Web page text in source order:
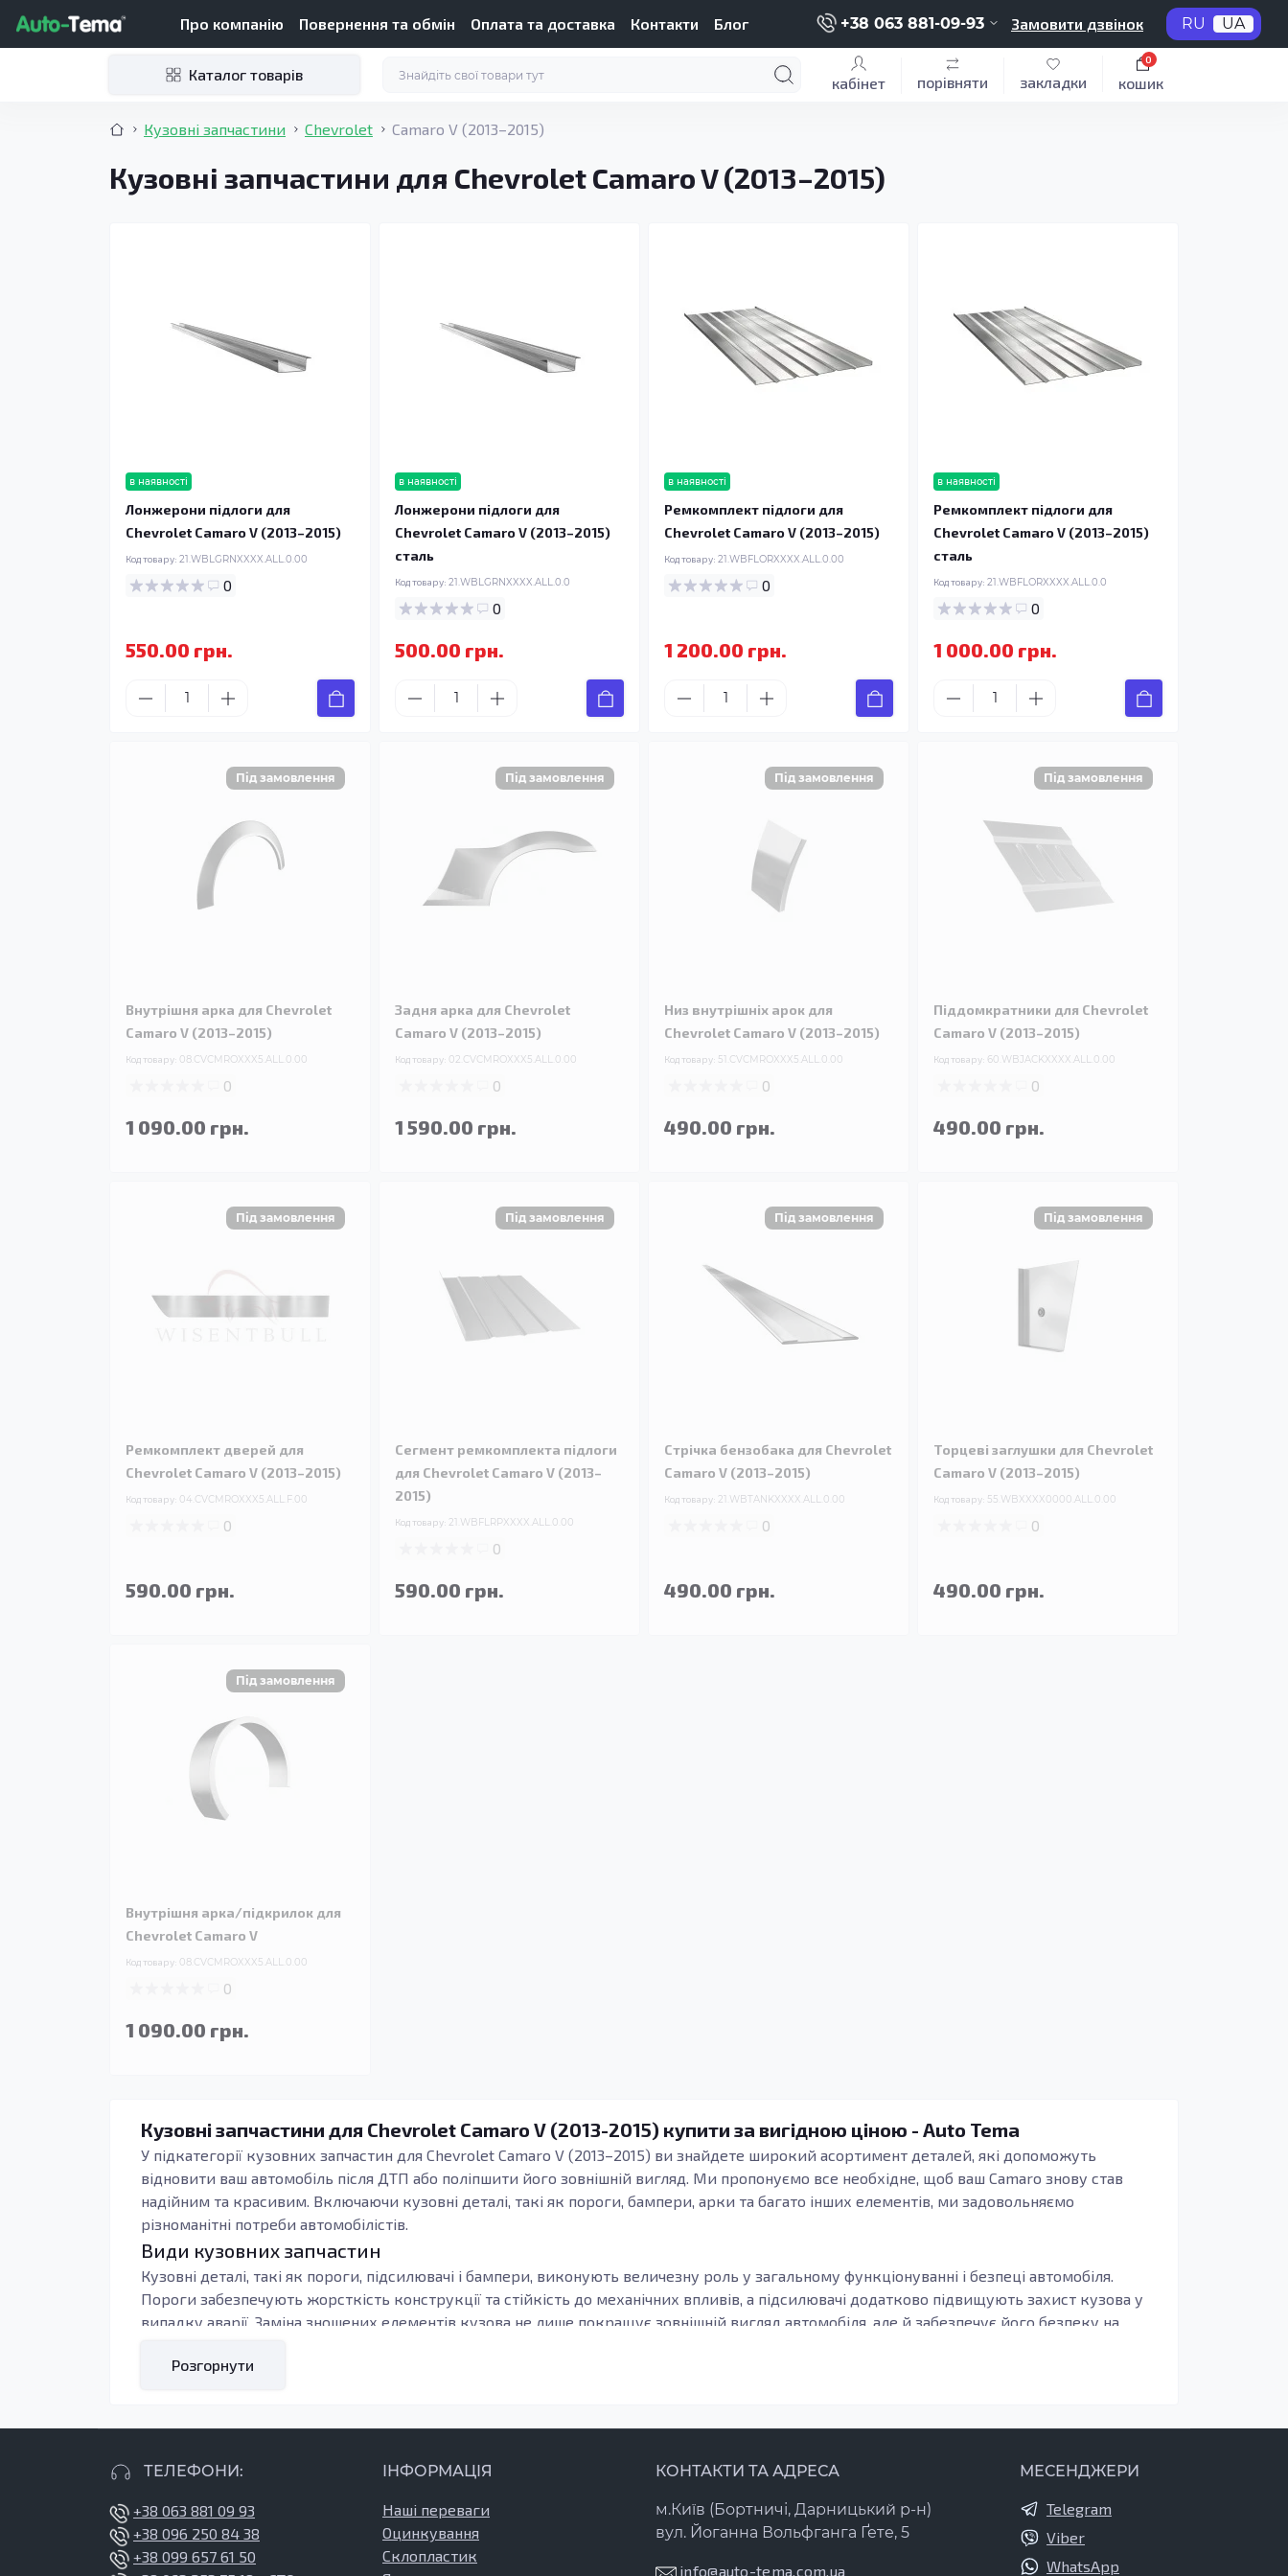
Про компанію Повернення та обмін Оплата та доставка Контакти Блог +38 063 881-09-93 Замовити дзвінок RU UA
Каталог товарів кабінет порівняти закладки кошик
0
Кузовні запчастини Chevrolet Camaro V (2013–2015)
Кузовні запчастини для Chevrolet Camaro V (2013–2015)
в наявності
Лонжерони підлоги для
Chevrolet Camaro V (2013–2015)
Код товару: 21.WBLGRNXXXX.ALL.0.00
0
550.00 грн.
в наявності
Лонжерони підлоги для
Chevrolet Camaro V (2013–2015)
сталь
Код товару: 21.WBLGRNXXXX.ALL.0.0
0
500.00 грн.
в наявності
Ремкомплект підлоги для
Chevrolet Camaro V (2013–2015)
Код товару: 21.WBFLORXXXX.ALL.0.00
0
1 200.00 грн.
в наявності
Ремкомплект підлоги для
Chevrolet Camaro V (2013–2015)
сталь
Код товару: 21.WBFLORXXXX.ALL.0.0
0
1 000.00 грн.
Внутрішня арка для Chevrolet
Camaro V (2013–2015)
Код товару: 08.CVCMROXXX5.ALL.0.00
0
1 090.00 грн.
Задня арка для Chevrolet
Camaro V (2013–2015)
Код товару: 02.CVCMROXXX5.ALL.0.00
0
1 590.00 грн.
Низ внутрішніх арок для
Chevrolet Camaro V (2013–2015)
Код товару: 51.CVCMROXXX5.ALL.0.00
0
490.00 грн.
Піддомкратники для Chevrolet
Camaro V (2013–2015)
Код товару: 60.WBJACKXXXX.ALL.0.00
0
490.00 грн.
Ремкомплект дверей для
Chevrolet Camaro V (2013–2015)
Код товару: 04.CVCMROXXX5.ALL.F.00
0
590.00 грн.
Сегмент ремкомплекта підлоги
для Chevrolet Camaro V (2013–
2015)
Код товару: 21.WBFLRPXXXX.ALL.0.00
0
590.00 грн.
Стрічка бензобака для Chevrolet
Camaro V (2013–2015)
Код товару: 21.WBTANKXXXX.ALL.0.00
0
490.00 грн.
Торцеві заглушки для Chevrolet
Camaro V (2013–2015)
Код товару: 55.WBXXXX0000.ALL.0.00
0
490.00 грн.
Внутрішня арка/підкрилок для
Chevrolet Camaro V
Код товару: 08.CVCMROXXX5.ALL.0.00
0
1 090.00 грн.
Кузовні запчастини для Chevrolet Camaro V (2013-2015) купити за вигідною ціною - Auto Tema
У підкатегорії кузовних запчастин для Chevrolet Camaro V (2013–2015) ви знайдете широкий асортимент деталей, які допоможуть
відновити ваш автомобіль після ДТП або поліпшити його зовнішній вигляд. Ми пропонуємо все необхідне, щоб ваш Camaro знову став
надійним та красивим. Включаючи кузовні деталі, такі як пороги, бампери, арки та багато інших елементів, ми задовольняємо
різноманітні потреби автомобілістів.
Види кузовних запчастин
Кузовні деталі, такі як пороги, підсилювачі і бампери, виконують величезну роль у загальному функціонуванні і безпеці автомобіля.
Пороги забезпечують жорсткість конструкції та стійкість до механічних впливів, а підсилювачі додатково підвищують захист кузова у
випадку аварії. Заміна зношених елементів кузова не лише покращує зовнішній вигляд автомобіля, але й забезпечує його безпеку на
використання.
Заміну кузовних елементів необхідно проводити у разі відновлення після ДТП, коли частини зазнали серйозних пошкоджень, або якщо
вони починають покриватися іржею. Наприклад, внутрішні пороги – це важлива частина кузова, яка відповідає за структурну цілісність
автомобіля. Ці деталі можуть страждати від корозії через вплив вологи. У разі виявлення тріщин або сильного зносу, їх слід негайно
замінити, щоб уникнути подальших пошкоджень та забезпечити безпеку при експлуатації.
Розгорнути
ТЕЛЕФОНИ:
+38 063 881 09 93
+38 096 250 84 38
+38 099 657 61 50
ІНФОРМАЦІЯ
Наші переваги
Оцинкування
Склопластик
КОНТАКТИ ТА АДРЕСА
м.Київ (Бортничі, Дарницький р-н)
вул. Йоганна Вольфганга Ґете, 5
info@auto-tema.com.ua
МЕСЕНДЖЕРИ
Telegram
Viber
WhatsApp